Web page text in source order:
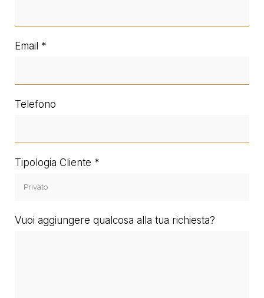
Email
Telefono
Tipologia Cliente
Vuoi aggiungere qualcosa alla tua richiesta?